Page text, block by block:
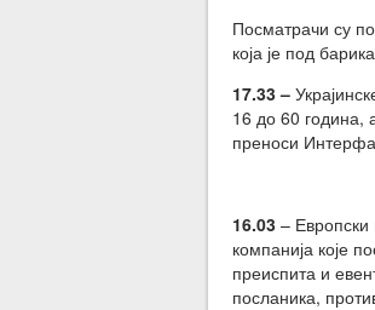
Посматрачи су
која је под
17.33 –
16 до 60 година,
преноси
16.03 – Европски
компанија које
преиспита и
посланика,